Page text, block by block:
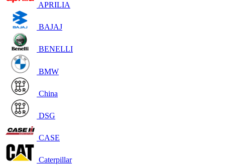
APRILIA
BAJAJ
BENELLI
BMW
China
DSG
CASE
Caterpillar